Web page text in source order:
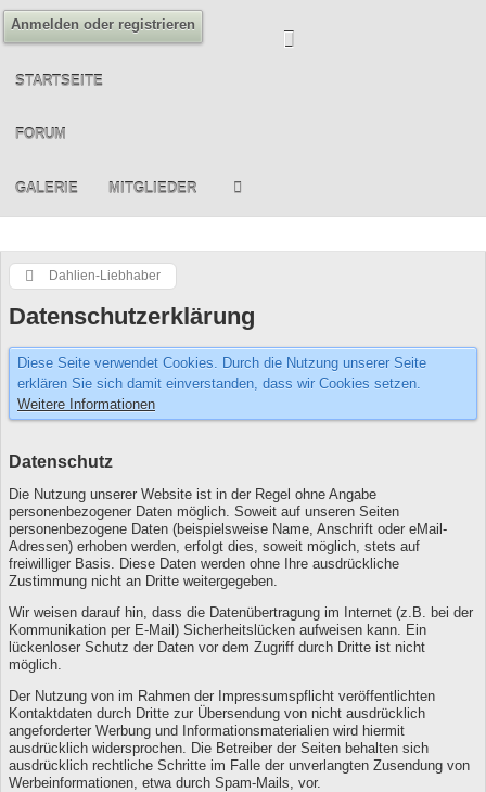
Anmelden oder registrieren
STARTSEITE
FORUM
GALERIE MITGLIEDER
Dahlien-Liebhaber
Datenschutzerklärung
Diese Seite verwendet Cookies. Durch die Nutzung unserer Seite
erklären Sie sich damit einverstanden, dass wir Cookies setzen.
Weitere Informationen
Datenschutz
Die Nutzung unserer Website ist in der Regel ohne Angabe
personenbezogener Daten möglich. Soweit auf unseren Seiten
personenbezogene Daten (beispielsweise Name, Anschrift oder eMail-
Adressen) erhoben werden, erfolgt dies, soweit möglich, stets auf
freiwilliger Basis. Diese Daten werden ohne Ihre ausdrückliche
Zustimmung nicht an Dritte weitergegeben.
Wir weisen darauf hin, dass die Datenübertragung im Internet (z.B. bei der
Kommunikation per E-Mail) Sicherheitslücken aufweisen kann. Ein
lückenloser Schutz der Daten vor dem Zugriff durch Dritte ist nicht
möglich.
Der Nutzung von im Rahmen der Impressumspflicht veröffentlichten
Kontaktdaten durch Dritte zur Übersendung von nicht ausdrücklich
angeforderter Werbung und Informationsmaterialien wird hiermit
ausdrücklich widersprochen. Die Betreiber der Seiten behalten sich
ausdrücklich rechtliche Schritte im Falle der unverlangten Zusendung von
Werbeinformationen, etwa durch Spam-Mails, vor.